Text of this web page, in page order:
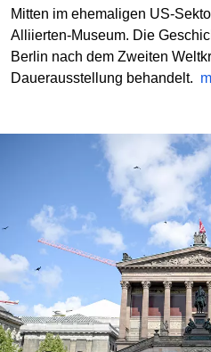
Mitten im ehemaligen US-
Alliierten-Museum. Die
Berlin nach dem Zweiten
Dauerausstellung behandelt.